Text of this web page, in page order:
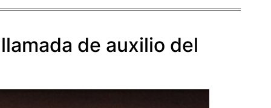
de auxilio del